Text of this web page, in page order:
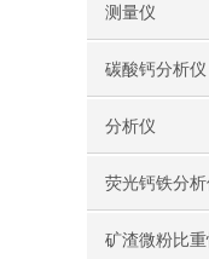
测量仪
碳酸钙分析仪
分析仪
荧光钙铁分析
矿渣微粉比